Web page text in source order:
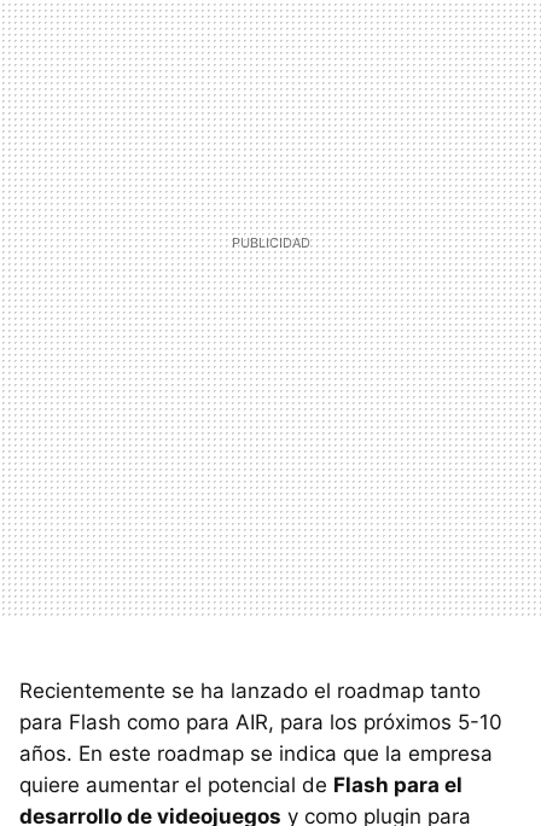
Recientemente se ha lanzado el roadmap tanto
para Flash como para AIR, para los próximos 5-10
años. En este roadmap se indica que la empresa
quiere aumentar el potencial de Flash para el
desarrollo de videojuegos y como plugin para